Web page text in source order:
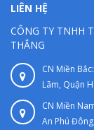
LIÊN HỆ
CÔNG TY TNHH
THẮNG
CN Miền
Lãm, Quận
CN Miền
An Phú